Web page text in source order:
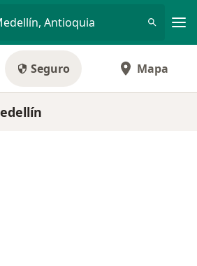
Antioquia
Seguro Mapa